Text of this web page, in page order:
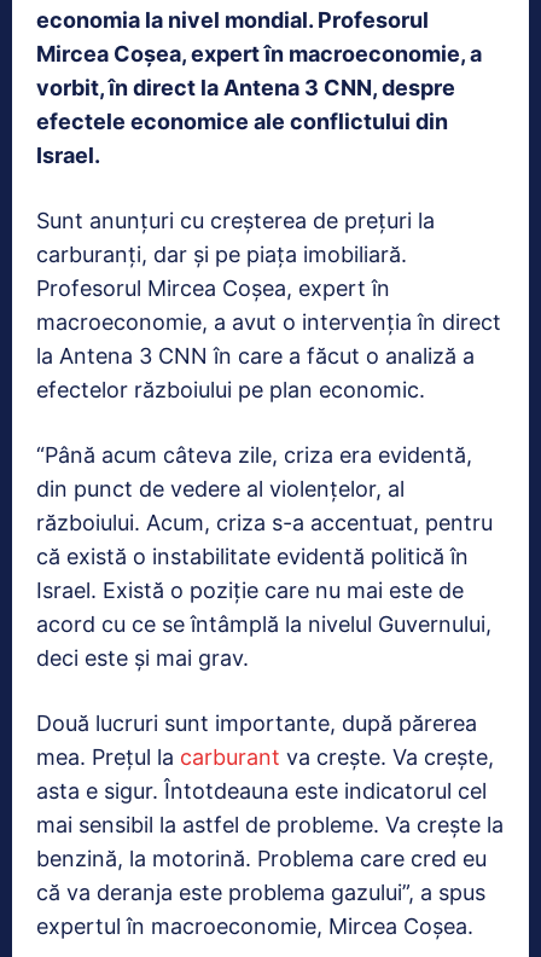
economia la nivel mondial. Profesorul
Mircea Coşea, expert în macroeconomie, a
vorbit, în direct la Antena 3 CNN, despre
efectele economice ale conflictului din
Israel.
Sunt anunţuri cu creşterea de preţuri la
carburanţi, dar şi pe piaţa imobiliară.
Profesorul Mircea Coşea, expert în
macroeconomie, a avut o intervenţia în direct
la Antena 3 CNN în care a făcut o analiză a
efectelor războiului pe plan economic.
“Până acum câteva zile, criza era evidentă,
din punct de vedere al violenţelor, al
războiului. Acum, criza s-a accentuat, pentru
că există o instabilitate evidentă politică în
Israel. Există o poziţie care nu mai este de
acord cu ce se întâmplă la nivelul Guvernului,
deci este şi mai grav.
Două lucruri sunt importante, după părerea
mea. Preţul la carburant va creşte. Va creşte,
asta e sigur. Întotdeauna este indicatorul cel
mai sensibil la astfel de probleme. Va creşte la
benzină, la motorină. Problema care cred eu
că va deranja este problema gazului”, a spus
expertul în macroeconomie, Mircea Coşea.